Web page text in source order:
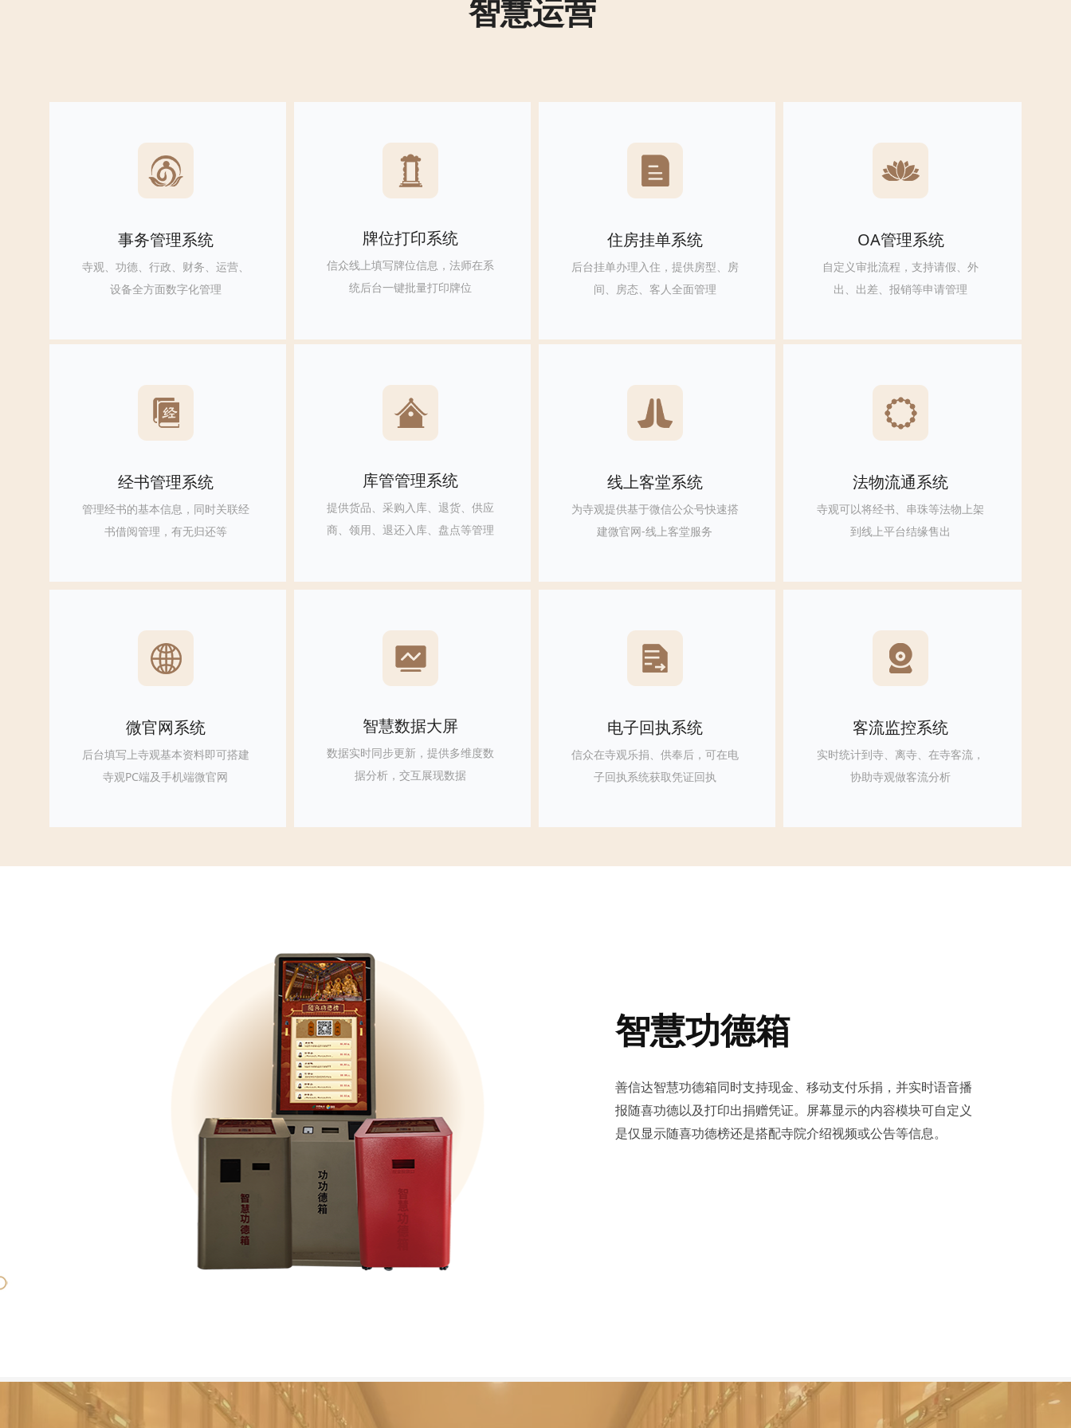
智慧运营
事务管理系统
寺观、功德、行政、财务、运营、
设备全方面数字化管理
牌位打印系统
信众线上填写牌位信息，法师在系
统后台一键批量打印牌位
住房挂单系统
后台挂单办理入住，提供房型、房
间、房态、客人全面管理
OA管理系统
自定义审批流程，支持请假、外
出、出差、报销等申请管理
经书管理系统
管理经书的基本信息，同时关联经
书借阅管理，有无归还等
库管管理系统
提供货品、采购入库、退货、供应
商、领用、退还入库、盘点等管理
线上客堂系统
为寺观提供基于微信公众号快速搭
建微官网-线上客堂服务
法物流通系统
寺观可以将经书、串珠等法物上架
到线上平台结缘售出
微官网系统
后台填写上寺观基本资料即可搭建
寺观PC端及手机端微官网
智慧数据大屏
数据实时同步更新，提供多维度数
据分析，交互展现数据
电子回执系统
信众在寺观乐捐、供奉后，可在电
子回执系统获取凭证回执
客流监控系统
实时统计到寺、离寺、在寺客流，
协助寺观做客流分析
智慧运营
智慧功德箱
善信达智慧功德箱同时支持现金、移动支付乐捐，并实时语音播
报随喜功德以及打印出捐赠凭证。屏幕显示的内容模块可自定义
是仅显示随喜功德榜还是搭配寺院介绍视频或公告等信息。